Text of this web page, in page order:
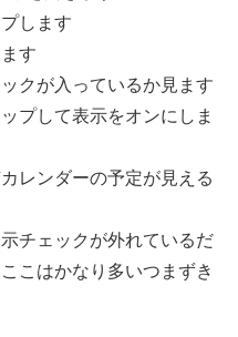
します
す
クが入っているか見ます
プして表示をオンにしま
レンダーの予定が見える
チェックが外れているだ
こはかなり多いつまずき